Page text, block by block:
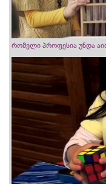
რომელი პროფესია უნდა